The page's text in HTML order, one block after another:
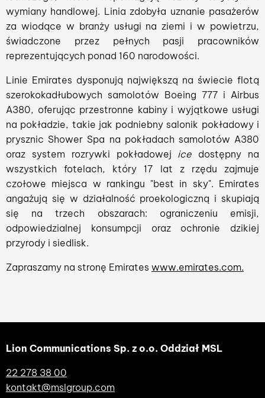
wymiany handlowej. Linia zdobyła uznanie pasażerów
za wiodące w branży usługi na ziemi i w powietrzu,
świadczone przez pełnych pasji pracowników
reprezentujących ponad 160 narodowości.
Linie Emirates dysponują największą na świecie flotą
szerokokadłubowych samolotów Boeing 777 i Airbus
A380, oferując przestronne kabiny i wyjątkowe usługi
na pokładzie, takie jak podniebny salonik pokładowy i
prysznic Shower Spa na pokładach samolotów A380
oraz system rozrywki pokładowej ice dostępny na
wszystkich fotelach, który 17 lat z rzędu zajmuje
czołowe miejsca w rankingu "best in sky". Emirates
angażują się w działalność proekologiczną i skupiają
się na trzech obszarach: ograniczeniu emisji,
odpowiedzialnej konsumpcji oraz ochronie dzikiej
przyrody i siedlisk.
Zapraszamy na stronę Emirates www.emirates.com.
Lion Communications Sp. z o.o. Oddział MSL
22 278 38 00
kontakt@mslgroup.com